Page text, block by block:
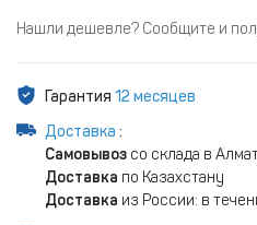
Нашли дешевле? Сообщите и
Гарантия 12 месяцев
Доставка :
Самовывоз со склада в
Доставка по Казахстану
Доставка из России: в